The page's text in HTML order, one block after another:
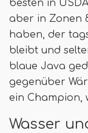
besten in
aber in Zonen
haben, der
bleibt und
blaue Java
gegenüber
ein Champion,
Wasser